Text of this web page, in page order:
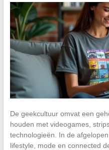
De geekcultuur omvat een
houden met videogames,
technologieën. In de
lifestyle, mode en connected